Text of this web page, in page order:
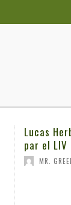
Lucas
par el
MR.